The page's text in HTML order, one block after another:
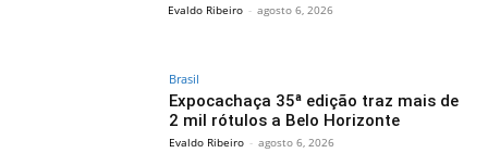
Evaldo Ribeiro - agosto 6, 2026
Brasil
Expocachaça 35ª edição traz mais de
2 mil rótulos a Belo Horizonte
Evaldo Ribeiro - agosto 6, 2026